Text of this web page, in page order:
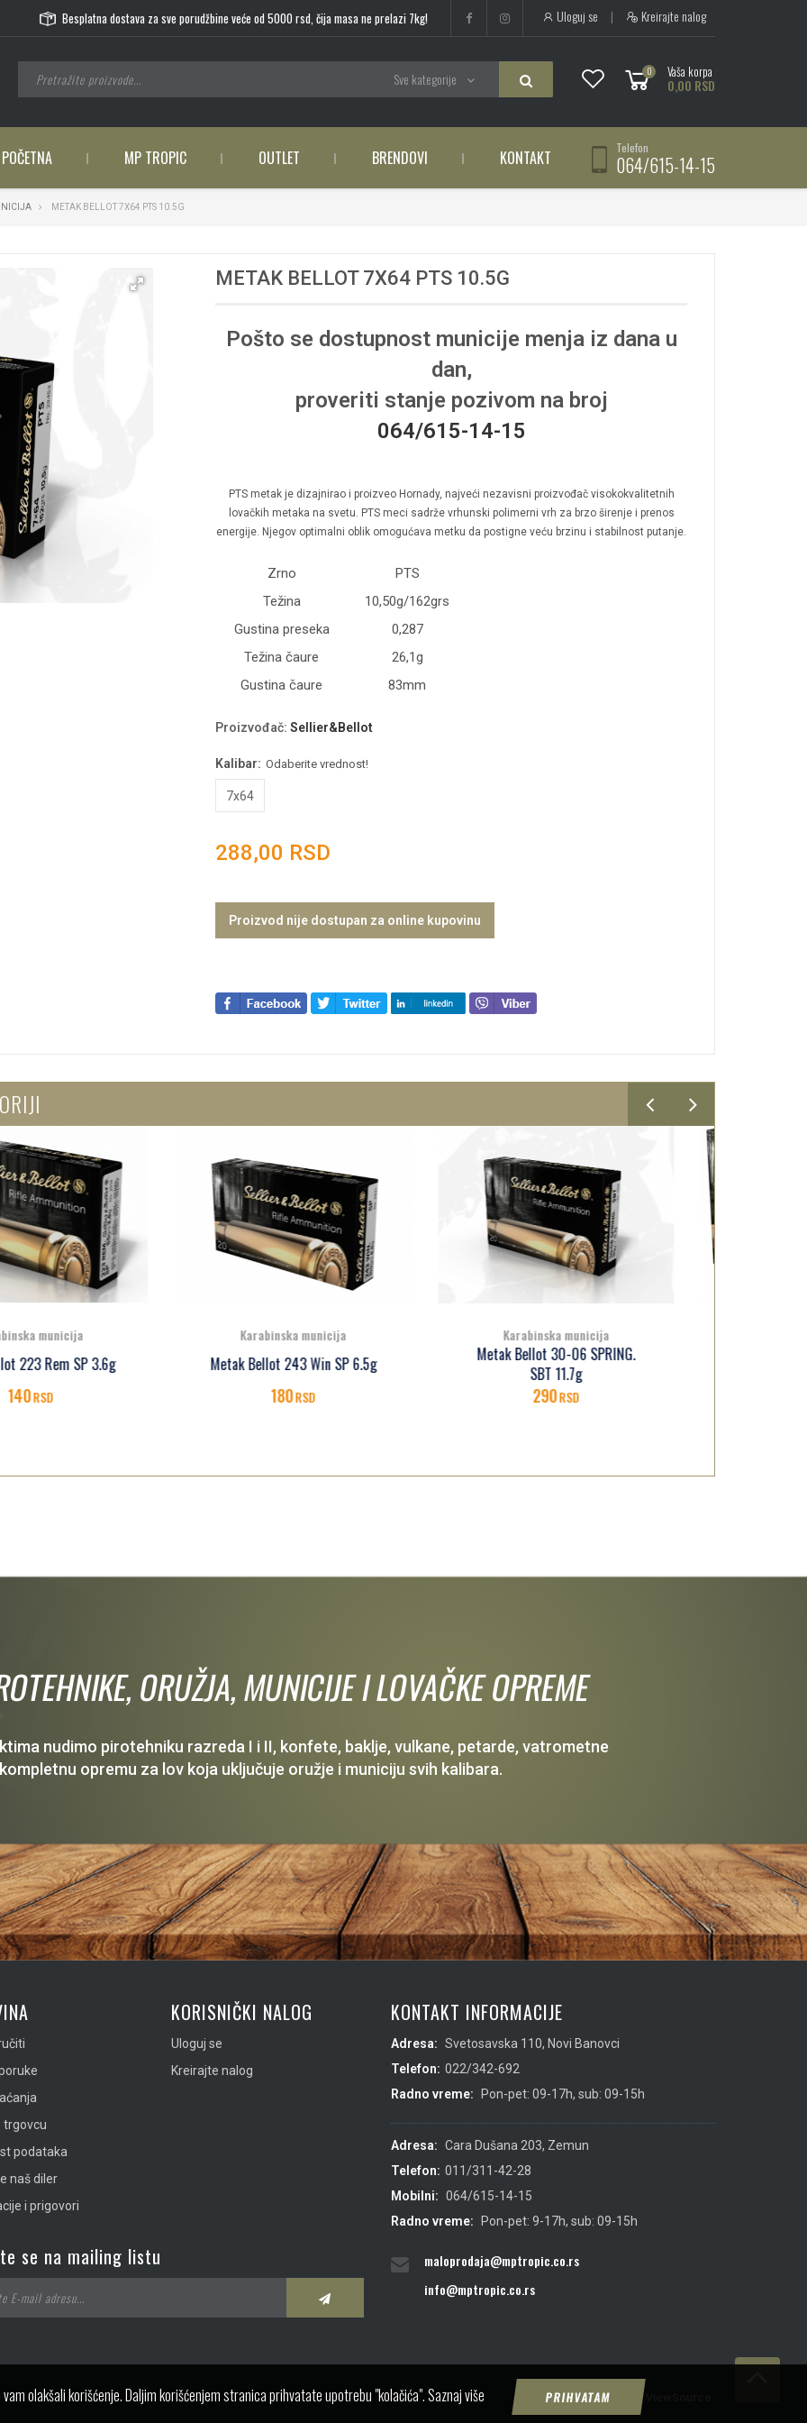
Besplatna dostava za sve porudžbine veće od 5000 rsd, čija masa ne prelazi 7kg! Uloguj se | Kreirajte nalog
0 Vaša korpa
0,00 RSD
Sve kategorije
POČETNA MP TROPIC OUTLET BRENDOVI KONTAKT Telefon
064/615-14-15
METAK BELLOT 7X64 PTS 10.5G
METAK BELLOT 7X64 PTS 10.5G
Pošto se dostupnost municije menja iz dana u
dan,
proveriti stanje pozivom na broj
064/615-14-15
PTS metak je dizajnirao i proizveo Hornady, najveći nezavisni proizvođač visokokvalitetnih
lovačkih metaka na svetu. PTS meci sadrže vrhunski polimerni vrh za brzo širenje i prenos
energije. Njegov optimalni oblik omogućava metku da postigne veću brzinu i stabilnost putanje.
Zrno
PTS
Težina
10,50g/162grs
Gustina preseka
0,287
Težina čaure
26,1g
Gustina čaure
83mm
Proizvođač: Sellier&Bellot
Kalibar: Odaberite vrednost!
7x64
288,00 RSD
Proizvod nije dostupan za online kupovinu
Karabinska municija
Bellot 243 Win SP 6.5g
180
Karabinska municija
Metak Bellot 30-06 SPRING.
SBT 11.7g
290
Karabinska municija
Metak Bellot 30-06 SP 11.7g
180
ORUŽJA, MUNICIJE I LOVAČKE OPREME
nudimo pirotehniku razreda I i II, konfete, baklje, vulkane, petarde, vatrometne
opremu za lov koja uključuje oružje i municiju svih kalibara.
trgovcu
podataka
naš diler
i prigovori
KORISNIČKI NALOG
Uloguj se
Kreirajte nalog
se na mailing listu
KONTAKT INFORMACIJE
Adresa: Svetosavska 110, Novi Banovci
Telefon: 022/342-692
Radno vreme:
Pon-pet: 09-17h, sub: 09-15h
Adresa: Cara Dušana 203, Zemun
Telefon: 011/311-42-28
Mobilni: 064/615-14-15
Radno vreme:
Pon-pet: 9-17h, sub: 09-15h
maloprodaja@mptropic.co.rs
info@mptropic.co.rs
Created by &
olakšali korišćenje. Daljim korišćenjem stranica prihvatate upotrebu "kolačića".Saznaj više PRIHVATAM